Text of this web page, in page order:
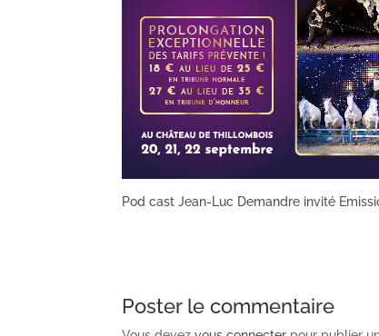
Pod cast Jean-Luc Demandre invité
Poster le commentaire